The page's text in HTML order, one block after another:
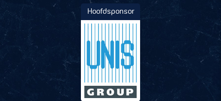
Hoofdsponsor